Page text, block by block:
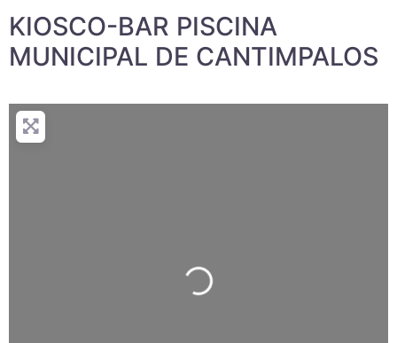
KIOSCO-BAR PISCINA
MUNICIPAL DE CANTIMPALOS